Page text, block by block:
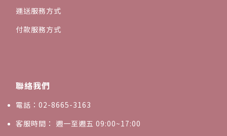
運送服務方式
付款服務方式
聯絡我們
電話：02-8665-3163
客服時間： 週一至週五 09:00~17:00